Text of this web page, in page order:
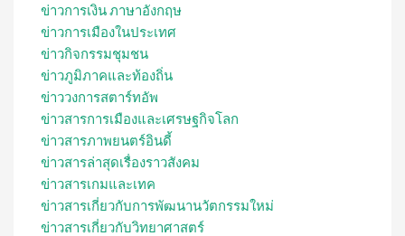
ข่าวการเงิน ภาษาอังกฤษ
ข่าวการเมืองในประเทศ
ข่าวกิจกรรมชุมชน
ข่าวภูมิภาคและท้องถิ่น
ข่าววงการสตาร์ทอัพ
ข่าวสารการเมืองและเศรษฐกิจโลก
ข่าวสารภาพยนตร์อินดี้
ข่าวสารล่าสุดเรื่องราวสังคม
ข่าวสารเกมและเทค
ข่าวสารเกี่ยวกับการพัฒนานวัตกรรมใหม่
ข่าวสารเกี่ยวกับวิทยาศาสตร์